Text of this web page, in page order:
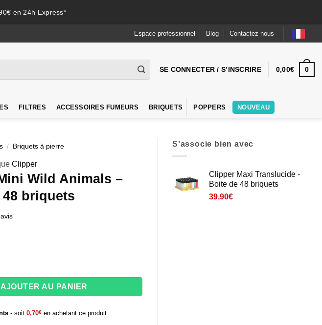
en 24h Express*
Espace professionnel Blog Contactez-nous
SE CONNECTER / S’INSCRIRE 0,00€ 0
FILTRES ACCESSOIRES FUMEURS BRIQUETS POPPERS NOUVEAU
/ Briquets à pierre
Clipper
Wild Animals –
briquets
Mini Wild Animals – Boite de 48 briquets
AJOUTER AU PANIER
- soit 0,70€ en achetant ce produit
S’associe bien avec
Clipper Maxi Translucide -
Boite de 48 briquets
39,90€